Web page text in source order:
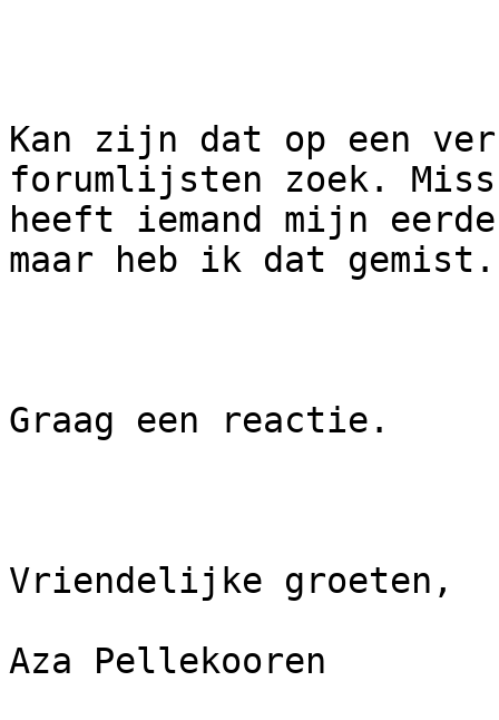
Kan zijn dat op een
forumlijsten zoek.
heeft iemand mijn
maar heb ik dat gemist.
Graag een reactie.
Vriendelijke groeten,
Aza Pellekooren